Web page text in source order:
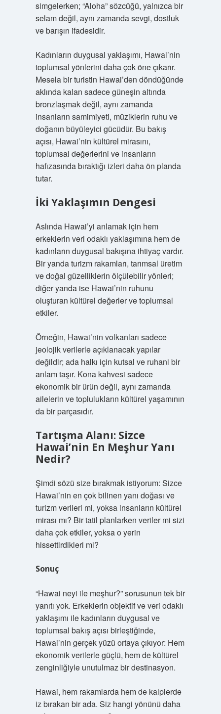
simgelerken; “Aloha” sözcüğü, yalnızca bir
selam değil, aynı zamanda sevgi, dostluk
ve barışın ifadesidir.
Kadınların duygusal yaklaşımı, Hawai’nin
toplumsal yönlerini daha çok öne çıkarır.
Mesela bir turistin Hawai’den döndüğünde
aklında kalan sadece güneşin altında
bronzlaşmak değil, aynı zamanda
insanların samimiyeti, müziklerin ruhu ve
doğanın büyüleyici gücüdür. Bu bakış
açısı, Hawai’nin kültürel mirasını,
toplumsal değerlerini ve insanların
hafızasında bıraktığı izleri daha ön planda
tutar.
İki Yaklaşımın Dengesi
Aslında Hawai’yi anlamak için hem
erkeklerin veri odaklı yaklaşımına hem de
kadınların duygusal bakışına ihtiyaç vardır.
Bir yanda turizm rakamları, tarımsal üretim
ve doğal güzelliklerin ölçülebilir yönleri;
diğer yanda ise Hawai’nin ruhunu
oluşturan kültürel değerler ve toplumsal
etkiler.
Örneğin, Hawai’nin volkanları sadece
jeolojik verilerle açıklanacak yapılar
değildir; ada halkı için kutsal ve ruhani bir
anlam taşır. Kona kahvesi sadece
ekonomik bir ürün değil, aynı zamanda
ailelerin ve toplulukların kültürel yaşamının
da bir parçasıdır.
Tartışma Alanı: Sizce
Hawai’nin En Meşhur Yanı
Nedir?
Şimdi sözü size bırakmak istiyorum: Sizce
Hawai’nin en çok bilinen yanı doğası ve
turizm verileri mi, yoksa insanların kültürel
mirası mı? Bir tatil planlarken veriler mi sizi
daha çok etkiler, yoksa o yerin
hissettirdikleri mi?
Sonuç
“Hawai neyi ile meşhur?” sorusunun tek bir
yanıtı yok. Erkeklerin objektif ve veri odaklı
yaklaşımı ile kadınların duygusal ve
toplumsal bakış açısı birleştiğinde,
Hawai’nin gerçek yüzü ortaya çıkıyor: Hem
ekonomik verilerle güçlü, hem de kültürel
zenginliğiyle unutulmaz bir destinasyon.
Hawai, hem rakamlarda hem de kalplerde
iz bırakan bir ada. Siz hangi yönünü daha